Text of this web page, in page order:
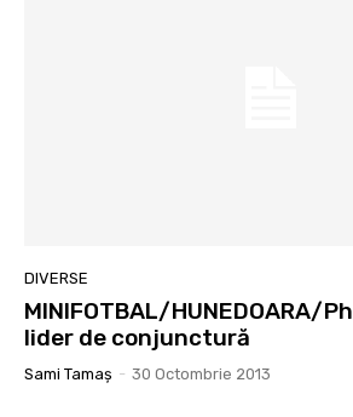
DIVERSE
MINIFOTBAL/HUNEDOARA/
lider de conjunctură
Sami Tamaş - 30 Octombrie 2013